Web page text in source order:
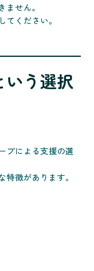
せん。
てください。
いう選択
プによる支援の選
徴があります。